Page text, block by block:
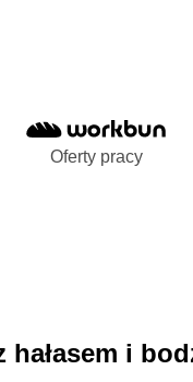
Oferty pracy
hałasem i